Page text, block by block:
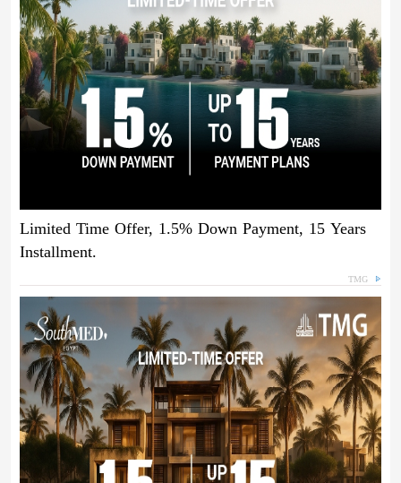
Limited Time Offer, 1.5% Down Payment, 15 Years
Installment.
TMG